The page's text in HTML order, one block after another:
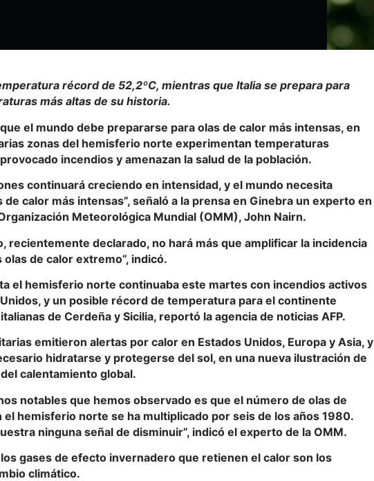
récord de 52,2ºC, mientras que Italia se prepara para
más altas de su historia.
el mundo debe prepararse para olas de calor más intensas, en
zonas del hemisferio norte experimentan temperaturas
incendios y amenazan la salud de la población.
continuará creciendo en intensidad, y el mundo necesita
calor más intensas”, señaló a la prensa en Ginebra un experto en
Meteorológica Mundial (OMM), John Nairn.
recientemente declarado, no hará más que amplificar la incidencia
de calor extremo”, indicó.
el hemisferio norte continuaba este martes con incendios activos
y un posible récord de temperatura para el continente
de Cerdeña y Sicilia, reportó la agencia de noticias AFP.
emitieron alertas por calor en Estados Unidos, Europa y Asia, y
hidratarse y protegerse del sol, en una nueva ilustración de
calentamiento global.
notables que hemos observado es que el número de olas de
el hemisferio norte se ha multiplicado por seis de los años 1980.
ninguna señal de disminuir”, indicó el experto de la OMM.
gases de efecto invernadero que retienen el calor son los
climático.